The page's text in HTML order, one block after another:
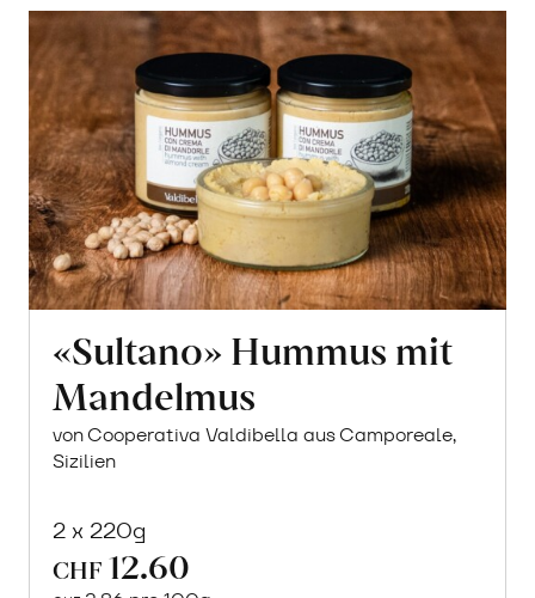
«Sultano» Hummus mit
Mandelmus
von Cooperativa Valdibella aus Camporeale,
Sizilien
2 x 220g
CHF 12.60